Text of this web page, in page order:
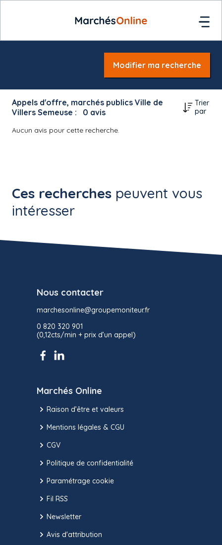
Modifier ma recherche
Appels d'offre, marchés publics Ville de
Villers Semeuse :
0 avis
Trier
par
Aucun avis pour cette recherche.
Ces recherches peuvent vous
intéresser
Nous contacter
marchesonline@groupemoniteur.fr
0 820 320 901
(0,12cts/min + prix d’un appel)
Marchés Online
Raison d’être et valeurs
Mentions légales & CGU
CGV
Politique de confidentialité
Paramétrage cookie
Fil RSS
Newsletter
Avis d'attribution